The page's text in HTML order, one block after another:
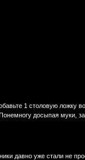
1 столовую ложку
досыпая муки,
давно уже стали не